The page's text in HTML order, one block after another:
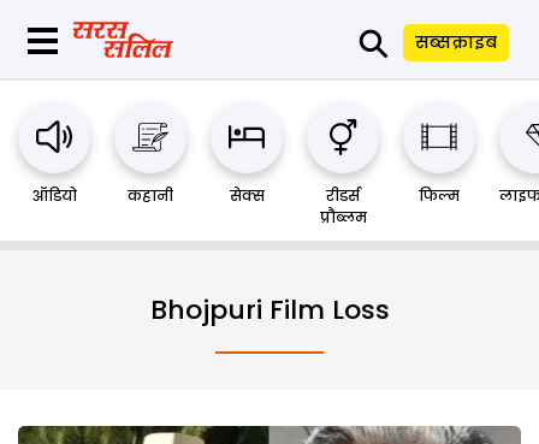
⚲ सब्सक्राइब
ऑडियो कहानी सेक्स
रीडर्स
प्रौब्लम
फिल्म
Bhojpuri Film Loss